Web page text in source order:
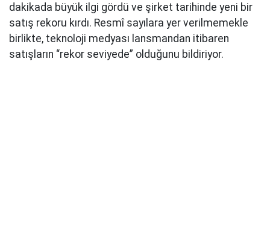
dakikada büyük ilgi gördü ve şirket tarihinde yeni bir
satış rekoru kırdı. Resmî sayılara yer verilmemekle
birlikte, teknoloji medyası lansmandan itibaren
satışların “rekor seviyede” olduğunu bildiriyor.